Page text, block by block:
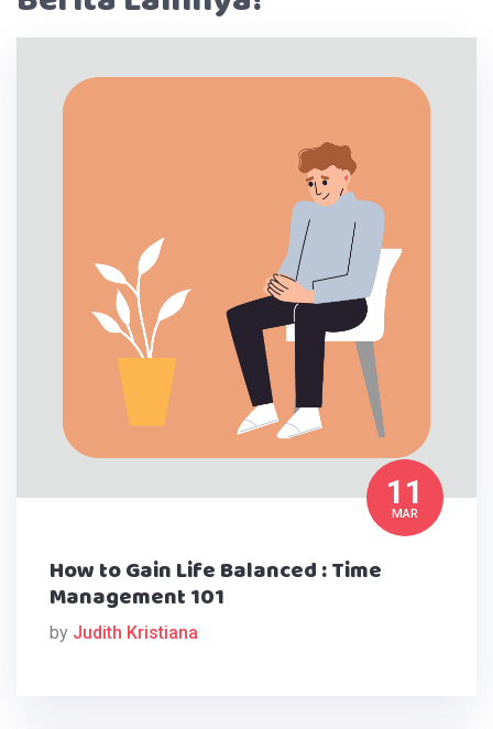
11
MAR
How to Gain Life Balanced : Time
Management 101
by Judith Kristiana